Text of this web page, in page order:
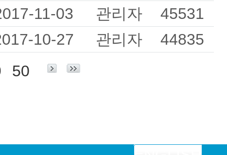
11-03 관리자
45531
10-27 관리자
44835
50